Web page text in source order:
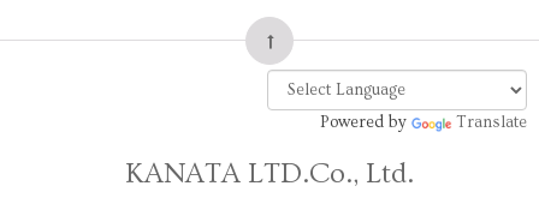
Powered by Translate
KANATA LTD.Co., Ltd.